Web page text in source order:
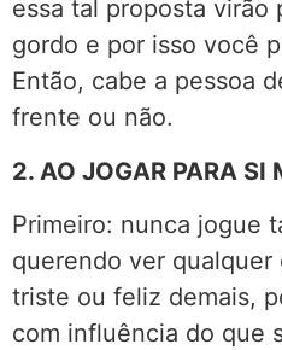
essa tal proposta virão
gordo e por isso você
Então, cabe a pessoa
frente ou não.
2. AO JOGAR PARA SI
Primeiro: nunca jogue
querendo ver
triste ou feliz demais,
com influência do que